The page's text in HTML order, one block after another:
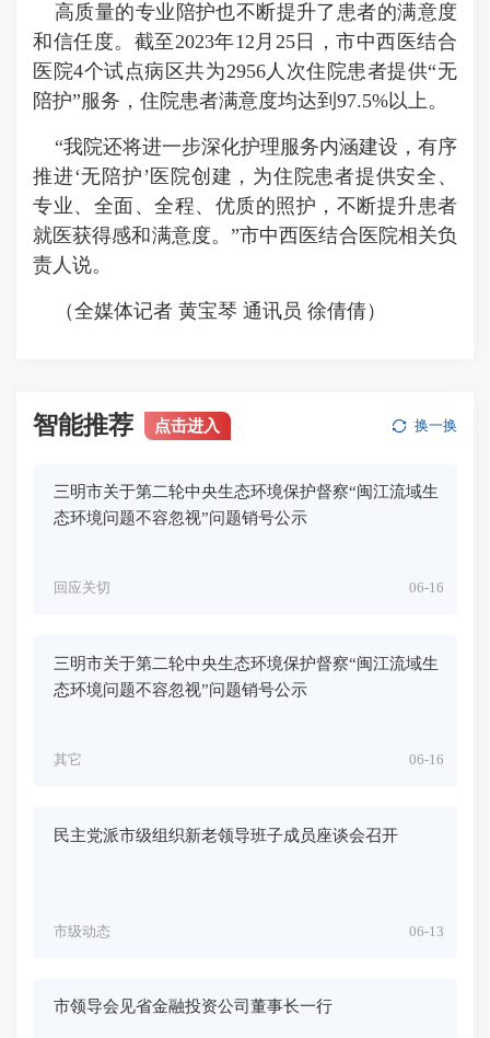
高质量的专业陪护也不断提升了患者的满意度
和信任度。截至2023年12月25日，市中西医结合
医院4个试点病区共为2956人次住院患者提供“无
陪护”服务，住院患者满意度均达到97.5%以上。
“我院还将进一步深化护理服务内涵建设，有序
推进‘无陪护’医院创建，为住院患者提供安全、
专业、全面、全程、优质的照护，不断提升患者
就医获得感和满意度。”市中西医结合医院相关负
责人说。
（全媒体记者 黄宝琴 通讯员 徐倩倩）
智能推荐 点击进入 换一换
三明市关于第二轮中央生态环境保护督察“闽江流域生
态环境问题不容忽视”问题销号公示
06-16
回应关切
三明市关于第二轮中央生态环境保护督察“闽江流域生
态环境问题不容忽视”问题销号公示
06-16
其它
民主党派市级组织新老领导班子成员座谈会召开
06-13
市级动态
市领导会见省金融投资公司董事长一行